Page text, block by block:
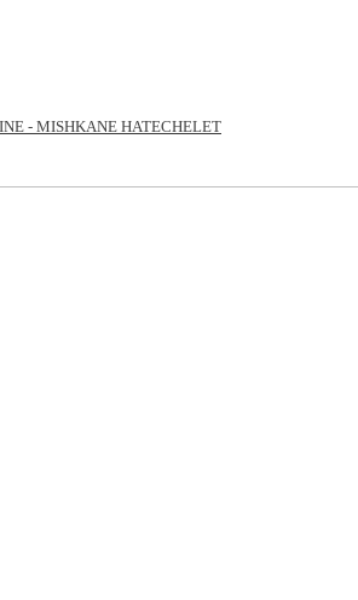
- MISHKANE HATECHELET